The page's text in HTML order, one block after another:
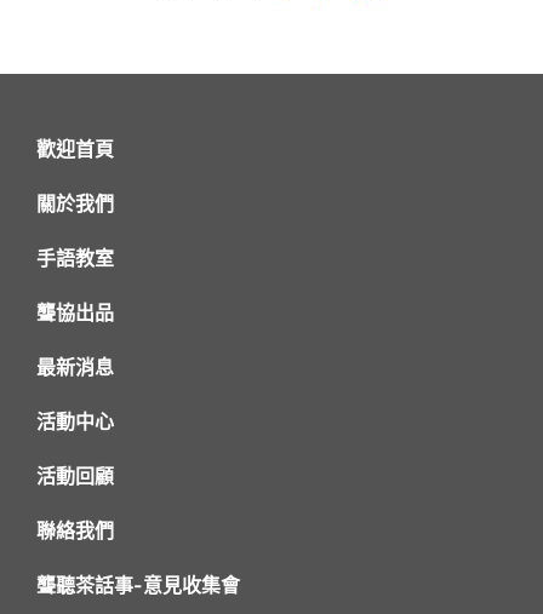
歡迎首頁
關於我們
手語教室
聾協出品
最新消息
活動中心
活動回顧
聯絡我們
聾聽茶話事-意見收集會